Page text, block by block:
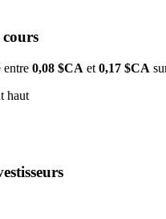
entre 0,08 $CA et 0,17 $CA
haut